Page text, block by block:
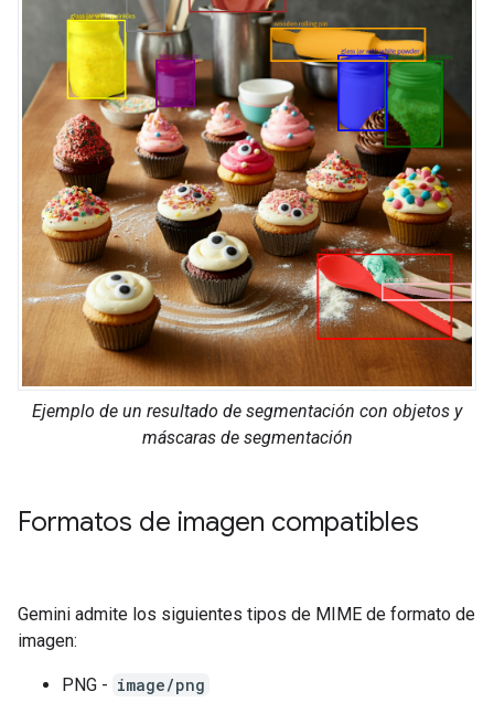
Ejemplo de un resultado de segmentación con objetos y
máscaras de segmentación
Formatos de imagen compatibles
Gemini admite los siguientes tipos de MIME de formato de
imagen:
PNG - image/png